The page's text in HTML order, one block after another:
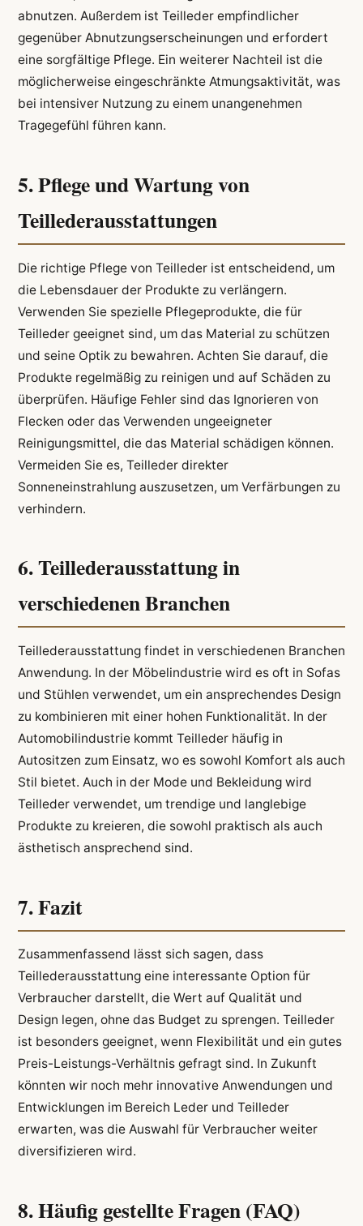
abnutzen. Außerdem ist Teilleder empfindlicher
gegenüber Abnutzungserscheinungen und erfordert
eine sorgfältige Pflege. Ein weiterer Nachteil ist die
möglicherweise eingeschränkte Atmungsaktivität, was
bei intensiver Nutzung zu einem unangenehmen
Tragegefühl führen kann.
5. Pflege und Wartung von
Teillederausstattungen
Die richtige Pflege von Teilleder ist entscheidend, um
die Lebensdauer der Produkte zu verlängern.
Verwenden Sie spezielle Pflegeprodukte, die für
Teilleder geeignet sind, um das Material zu schützen
und seine Optik zu bewahren. Achten Sie darauf, die
Produkte regelmäßig zu reinigen und auf Schäden zu
überprüfen. Häufige Fehler sind das Ignorieren von
Flecken oder das Verwenden ungeeigneter
Reinigungsmittel, die das Material schädigen können.
Vermeiden Sie es, Teilleder direkter
Sonneneinstrahlung auszusetzen, um Verfärbungen zu
verhindern.
6. Teillederausstattung in
verschiedenen Branchen
Teillederausstattung findet in verschiedenen Branchen
Anwendung. In der Möbelindustrie wird es oft in Sofas
und Stühlen verwendet, um ein ansprechendes Design
zu kombinieren mit einer hohen Funktionalität. In der
Automobilindustrie kommt Teilleder häufig in
Autositzen zum Einsatz, wo es sowohl Komfort als auch
Stil bietet. Auch in der Mode und Bekleidung wird
Teilleder verwendet, um trendige und langlebige
Produkte zu kreieren, die sowohl praktisch als auch
ästhetisch ansprechend sind.
7. Fazit
Zusammenfassend lässt sich sagen, dass
Teillederausstattung eine interessante Option für
Verbraucher darstellt, die Wert auf Qualität und
Design legen, ohne das Budget zu sprengen. Teilleder
ist besonders geeignet, wenn Flexibilität und ein gutes
Preis-Leistungs-Verhältnis gefragt sind. In Zukunft
könnten wir noch mehr innovative Anwendungen und
Entwicklungen im Bereich Leder und Teilleder
erwarten, was die Auswahl für Verbraucher weiter
diversifizieren wird.
8. Häufig gestellte Fragen (FAQ)